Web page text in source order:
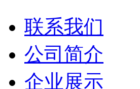
联系我们
公司简介
企业展示